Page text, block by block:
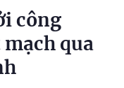
công
qua